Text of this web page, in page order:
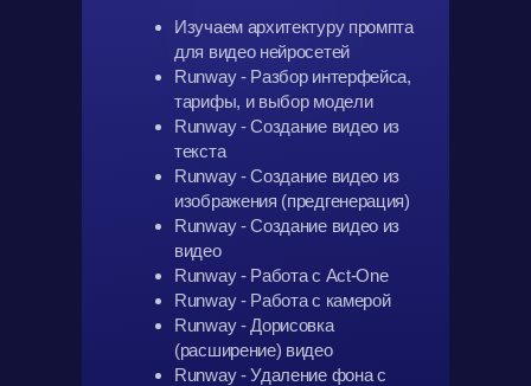
Изучаем архитектуру промпта
для видео нейросетей
Runway - Разбор интерфейса,
тарифы, и выбор модели
Runway - Создание видео из
текста
Runway - Создание видео из
изображения (предгенерация)
Runway - Создание видео из
видео
Runway - Работа с Act-One
Runway - Работа с камерой
Runway - Дорисовка
(расширение) видео
Runway - Удаление фона с